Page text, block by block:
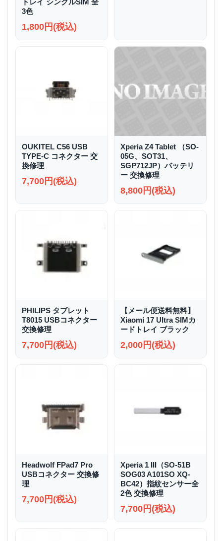
トレイ シングルSIM 全
3色
1,800円(税込)
OUKITEL C56 USB
TYPE-C コネクター 交
換修理
7,700円(税込)
Xperia Z4 Tablet （SO-
05G、SOT31、
SGP712JP）バッテリ
ー 交換修理
8,800円(税込)
PHILIPS タブレット
T8015 USBコネクター
交換修理
7,700円(税込)
【メール便送料無料】
Xiaomi 17 Ultra SIMカ
ードトレイ ブラック
2,000円(税込)
Headwolf FPad7 Pro
USBコネクター 交換修
理
7,700円(税込)
Xperia 1 III（SO-51B
SOG03 A101SO XQ-
BC42）指紋センサー全
2色 交換修理
7,700円(税込)